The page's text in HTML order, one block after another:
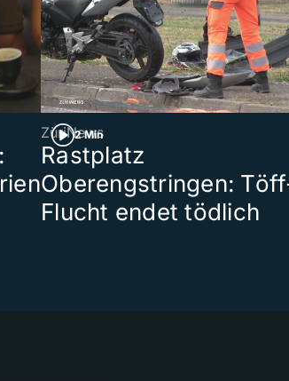
2 Min
ZüriNews
Rastplatz
Oberengstringen:
Flucht endet tödlich